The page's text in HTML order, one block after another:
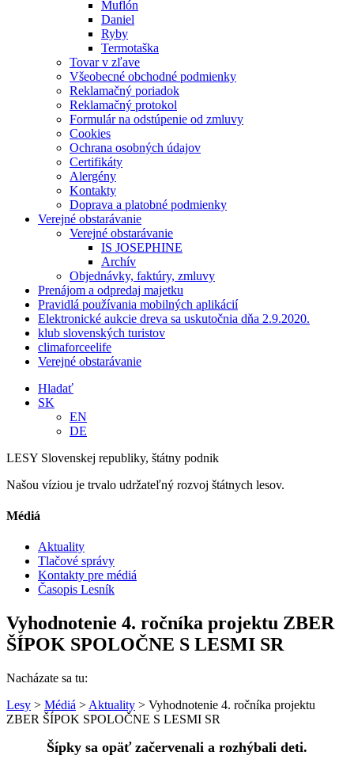
Muflón
Daniel
Ryby
Termotaška
Tovar v zľave
Všeobecné obchodné podmienky
Reklamačný poriadok
Reklamačný protokol
Formulár na odstúpenie od zmluvy
Cookies
Ochrana osobných údajov
Certifikáty
Alergény
Kontakty
Doprava a platobné podmienky
Verejné obstarávanie
Verejné obstarávanie
IS JOSEPHINE
Archív
Objednávky, faktúry, zmluvy
Prenájom a odpredaj majetku
Pravidlá používania mobilných aplikácií
Elektronické aukcie dreva sa uskutočnia dňa 2.9.2020.
klub slovenských turistov
climaforceelife
Verejné obstarávanie
Hladať
SK
EN
DE
LESY Slovenskej republiky, štátny podnik
Našou víziou je trvalo udržateľný rozvoj štátnych lesov.
Médiá
Aktuality
Tlačové správy
Kontakty pre médiá
Časopis Lesník
Vyhodnotenie 4. ročníka projektu ZBER
ŠÍPOK SPOLOČNE S LESMI SR
Nacházate sa tu:
Lesy > Médiá > Aktuality > Vyhodnotenie 4. ročníka projektu
ZBER ŠÍPOK SPOLOČNE S LESMI SR
Šípky sa opäť začervenali a rozhýbali deti.